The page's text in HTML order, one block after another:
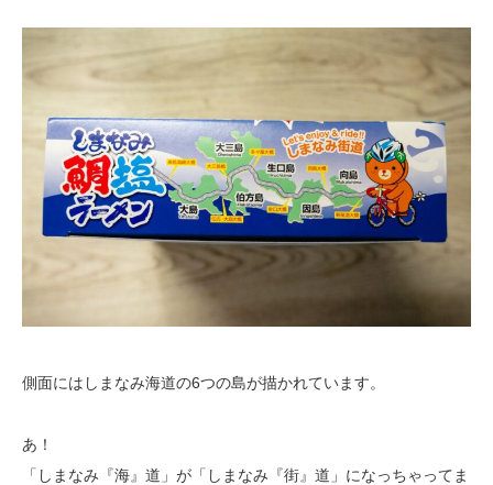
側面にはしまなみ海道の6つの島が描かれています。
あ！
「しまなみ『海』道」が「しまなみ『街』道」になっちゃってま